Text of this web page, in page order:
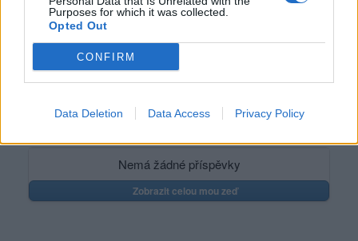
Purposes for which it was collected.
Opted Out
CONFIRM
Data Deletion Data Access Privacy Policy
Oblibené místnosti: Žádné
Sledované diskuze
Nemá žádné příspěvky
Zobrazit celou mou zeď